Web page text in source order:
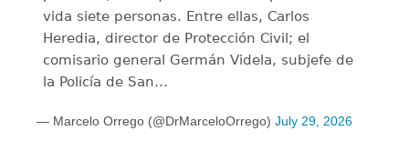
vida siete personas. Entre ellas, Carlos
Heredia, director de Protección Civil; el
comisario general Germán Videla, subjefe de
la Policía de San…
— Marcelo Orrego (@DrMarceloOrrego) July 29, 2026